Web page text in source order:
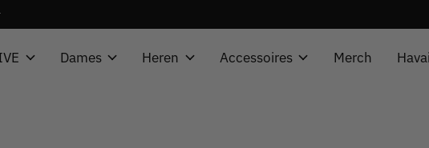
Dames Heren Accessoires Merch